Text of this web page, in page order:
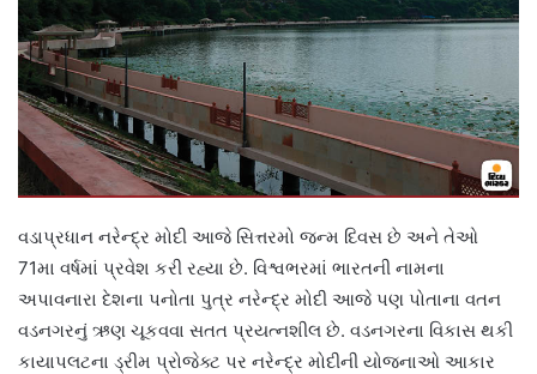
વડાપ્રધાન નરેન્દ્ર મોદી આજે સિત્તરમો જન્મ દિવસ છે અને તેઓ
71મા વર્ષમાં પ્રવેશ કરી રહ્યા છે. વિશ્વભરમાં ભારતની નામના
અપાવનારા દેશના પનોતા પુત્ર નરેન્દ્ર મોદી આજે પણ પોતાના વતન
વડનગરનું ઋણ ચૂકવવા સતત પ્રયત્નશીલ છે. વડનગરના વિકાસ થકી
કાયાપલટના ડ્રીમ પ્રોજેક્ટ પર નરેન્દ્ર મોદીની યોજનાઓ આકાર